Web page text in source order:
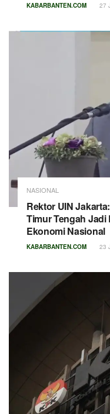
KABARBANTEN.COM 27
NASIONAL
Rektor UIN
Timur Tengah
Ekonomi Nasional
KABARBANTEN.COM 23